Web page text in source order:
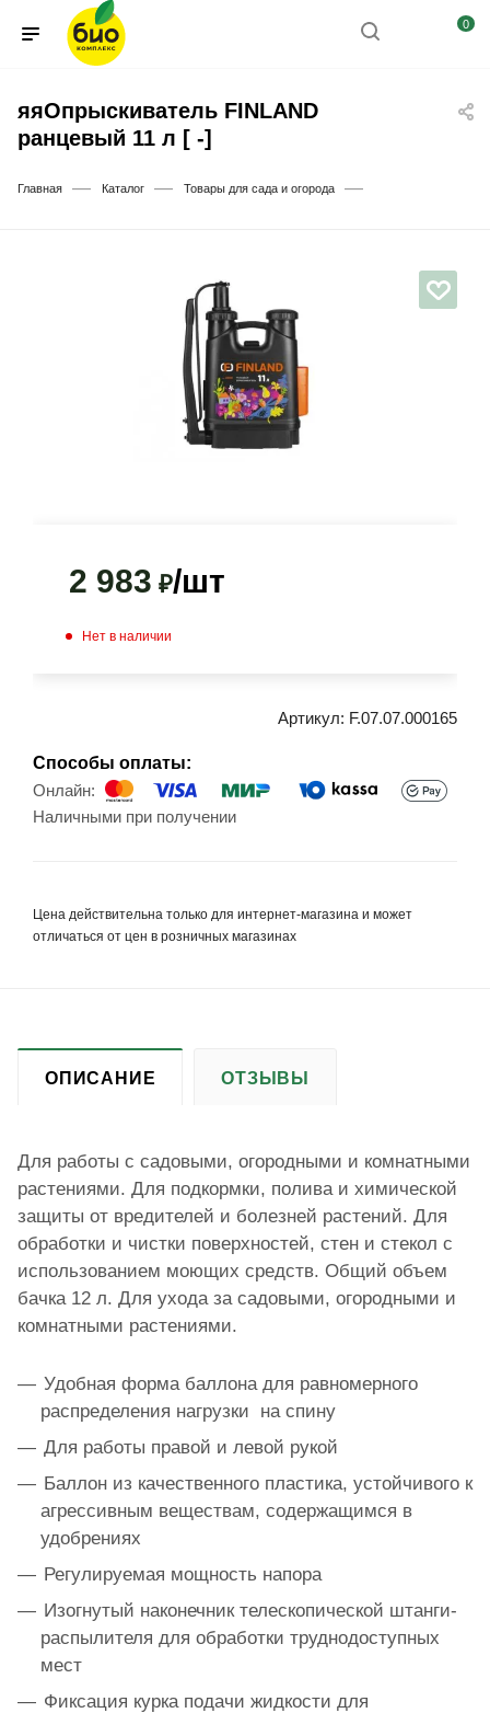
0
яяОпрыскиватель FINLAND
ранцевый 11 л [ -]
Главная — Каталог — Товары для сада и огорода —
2 983 ₽/шт
Нет в наличии
Артикул: F.07.07.000165
Способы оплаты:
Онлайн:
Наличными при получении
Цена действительна только для интернет-магазина и может
отличаться от цен в розничных магазинах
ОПИСАНИЕ ОТЗЫВЫ
Для работы с садовыми, огородными и комнатными
растениями. Для подкормки, полива и химической
защиты от вредителей и болезней растений. Для
обработки и чистки поверхностей, стен и стекол с
использованием моющих средств. Общий объем
бачка 12 л. Для ухода за садовыми, огородными и
комнатными растениями.
Удобная форма баллона для равномерного
распределения нагрузки на спину
Для работы правой и левой рукой
Баллон из качественного пластика, устойчивого к
агрессивным веществам, содержащимся в
удобрениях
Регулируемая мощность напора
Изогнутый наконечник телескопической штанги-
распылителя для обработки труднодоступных
мест
Фиксация курка подачи жидкости для